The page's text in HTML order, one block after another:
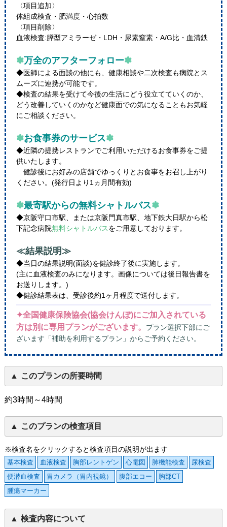
〈項目追加〉
体組成検査・肥満度・心拍数
〈項目削除〉
血液検査:膵型アミラーゼ・LDH・尿素窒素・A/G比・血清鉄
✽万全のアフターフォロー✽
◆医師による面談の他にも、健康相談や二次検査も病院とス
ムーズに連携が可能です。
◆検査の結果を受けて今後の生活にどう役立てていくのか、
どう改善していくのかなど健康面での気になることもお気軽
にご相談ください。
✽お食事券のサービス✽
◆近隣の提携レストランでご利用いただけるお食事券をご提
供いたします。
健診後にお好みの店舗でゆっくりとお食事をお召し上がり
ください。(発行日より1ヵ月間有効)
✽最寄駅からの無料シャトルバス✽
◆京阪守口市駅、または京阪門真市駅、地下鉄大日駅から松
下記念病院無料シャトルバスをご用意しております。
≪結果説明≫
◆当日の結果説明(面談)を健診終了後に実施します。
(主に血液検査のみになります。画像については後日報告書を
お送りします。)
◆健診結果表は、受診後約1ヶ月程度で送付します。
✦全国健康保険協会(協会けんぽ)にご加入されている
方は別に専用プランがございます。 プラン選択下部にご
ざいます「補助を利用するプラン」からご予約ください。
このプランの所要時間
約3時間～4時間
このプランの検査項目
※検査名をクリックすると検査項目の説明が出ます
基本検査 血液検査 胸部レントゲン 心電図 肺機能検査
尿検査
便潜血検査
胃カメラ（胃内視鏡） 腹部エコー
胸部CT
腫瘍マーカー
検査内容について